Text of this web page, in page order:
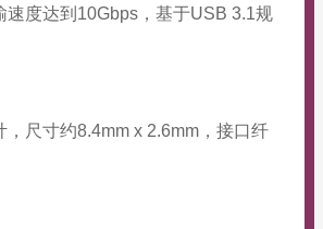
速度达到10Gbps，基于USB 3.1规
，尺寸约8.4mm x 2.6mm，接口纤